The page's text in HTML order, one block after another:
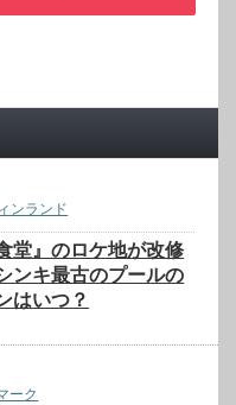
ンランド
堂』のロケ地が改修
ンキ最古のプールの
はいつ？
ーク